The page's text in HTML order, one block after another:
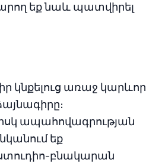
եք նաև պատվիրել
կնքելուց առաջ կարևոր
ապահովագրության
եք
բնակարան